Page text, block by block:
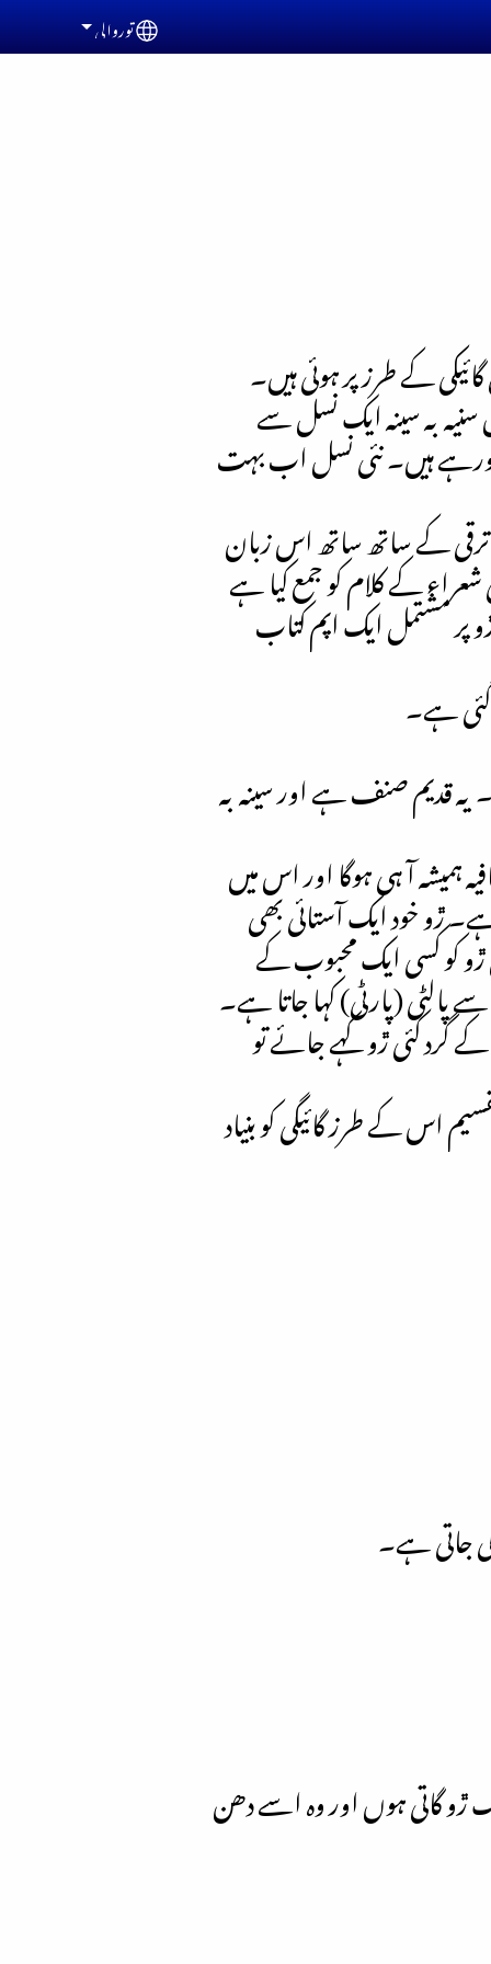
your language
توروالی
کے طرز پر ہوئی ہیں۔
سنیہ بہ سینہ ایک نسل سے
ہیں۔ نئی نسل اب بہت
ترقی کے ساتھ ساتھ اس زبان
کے کلام کو جمع کیا ہے
پر مشتمل ایک اپم کتاب
ہے۔
یہ قدیم صنف ہے اور سینہ بہ
ہمیشہ آ ہی ہوگا اور اس میں
ڙو خود ایک آستائی بھی
ڙو کو کسی ایک محبوب کے
پالٹی (پارٹی) کہا جاتا ہے۔
گرد کئی ڙو کہے جائے تو
اس کے طرز گائیگی کو بنیاد
جاتی ہے۔
گاتی ہوں اور وہ اسے دھن